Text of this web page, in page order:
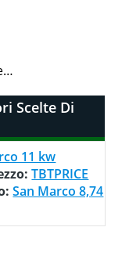
Scelte Di
11 kw
TBTPRICE
San Marco 8,74